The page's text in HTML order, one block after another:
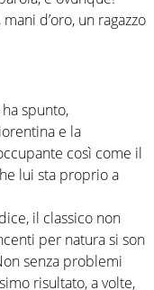
d’oro, un ragazzo
spunto,
e la
così come il
lui sta proprio a
il classico non
per natura si son
senza problemi
risultato, a volte,